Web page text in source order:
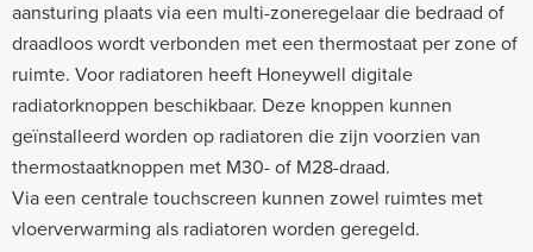
aansturing plaats via een multi-zoneregelaar die bedraad of
draadloos wordt verbonden met een thermostaat per zone of
ruimte. Voor radiatoren heeft Honeywell digitale
radiatorknoppen beschikbaar. Deze knoppen kunnen
geïnstalleerd worden op radiatoren die zijn voorzien van
thermostaatknoppen met M30- of M28-draad.
Via een centrale touchscreen kunnen zowel ruimtes met
vloerverwarming als radiatoren worden geregeld.